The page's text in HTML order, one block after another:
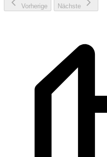
Vorherige Nächste